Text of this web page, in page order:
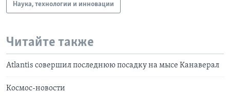
Наука, технологии и инновации
Читайте также
Atlantis совершил последнюю посадку на мысе Канаверал
Космос-новости